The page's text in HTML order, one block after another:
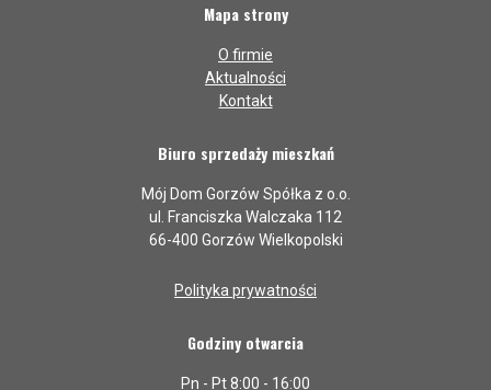
Mapa strony
O firmie
Aktualności
Kontakt
Biuro sprzedaży mieszkań
Mój Dom Gorzów Spółka z o.o.
ul. Franciszka Walczaka 112
66-400 Gorzów Wielkopolski
Polityka prywatności
Godziny otwarcia
Pn - Pt 8:00 - 16:00